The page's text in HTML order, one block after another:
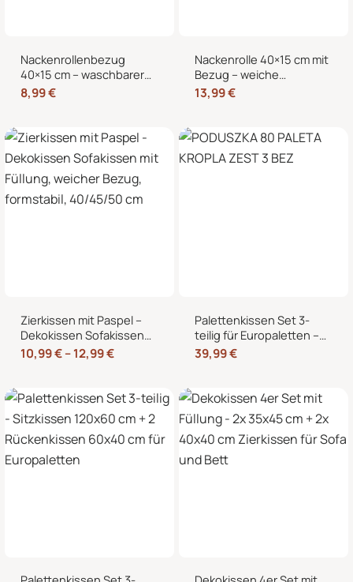
Nackenrollenbezug
40×15 cm – waschbarer
Ersatzbezug mit
verdecktem
Nackenrolle, Kissenrolle &
8,99€
Nackenrolle 40×15 cm mit
Bezug – weiche
Kissenrolle in Samt-Optik,
Nackenstütze,
dekorative Bettrolle für
13,99€
Zierkissen mit Paspel –
Dekokissen Sofakissen
mit Füllung, weicher
Bezug, formstabil,
10,99€–12,99€
Palettenkissen Set 3-
teilig für Europaletten –
Sitzkissen 120×80 cm + 2
Rückenkissen 40×60 cm
39,99€